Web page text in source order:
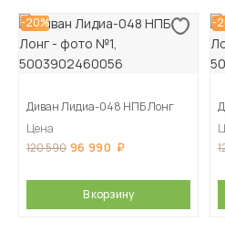
-20%
Диван Лидиа-048 НПБ Лонг
Цена
120 590 96 990
В корзину
-